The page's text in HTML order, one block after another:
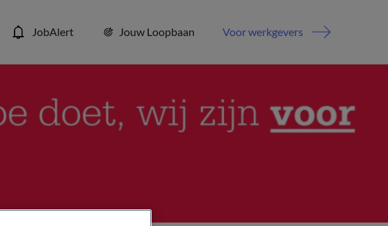
JobAlert Jouw Loopbaan Voor werkgevers